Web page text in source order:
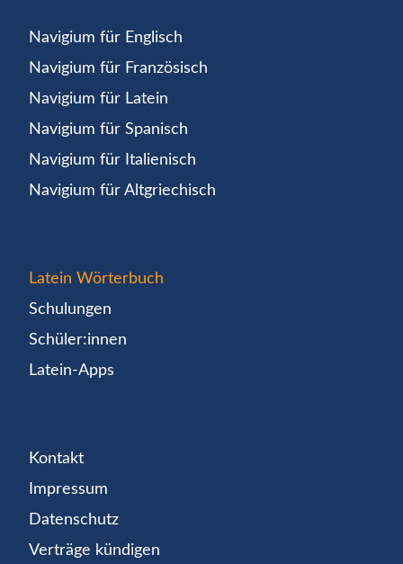
Navigium für Englisch
Navigium für Französisch
Navigium für Latein
Navigium für Spanisch
Navigium für Italienisch
Navigium für Altgriechisch
Latein Wörterbuch
Schulungen
Schüler:innen
Latein-Apps
Kontakt
Impressum
Datenschutz
Verträge kündigen